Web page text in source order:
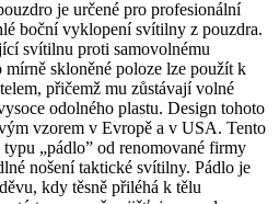
je určené pro profesionální
boční vyklopení svítilny z pouzdra.
svítilnu proti samovolnému
skloněné poloze lze použít k
přičemž mu zůstávají volné
odolného plastu. Design tohoto
vzorem v Evropě a v USA. Tento
„pádlo” od renomované firmy
nošení taktické svítilny. Pádlo je
kdy těsně přiléhá k tělu